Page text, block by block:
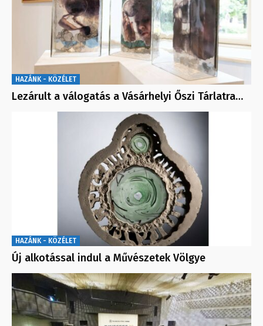
HAZÁNK - KÖZÉLET
Lezárult a válogatás a Vásárhelyi Őszi Tárlatra…
HAZÁNK - KÖZÉLET
Új alkotással indul a Művészetek Völgye